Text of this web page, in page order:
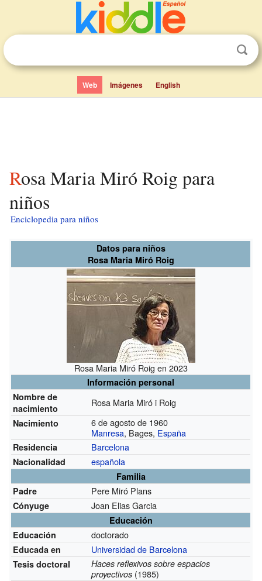
Web Imágenes English
Rosa Maria Miró Roig para
niños
Enciclopedia para niños
Datos para niños
Rosa Maria Miró Roig
Rosa Maria Miró Roig en 2023
Información personal
Nombre de
nacimiento
Rosa Maria Miró i Roig
Nacimiento
6 de agosto de 1960
Manresa, Bages, España
Residencia Barcelona
Nacionalidad española
Familia
Padre
Pere Miró Plans
Cónyuge Joan Elias Garcia
Educación
Educación
doctorado
Educada en Universidad de Barcelona
Tesis doctoral
Haces reflexivos sobre espacios
proyectivos (1985)